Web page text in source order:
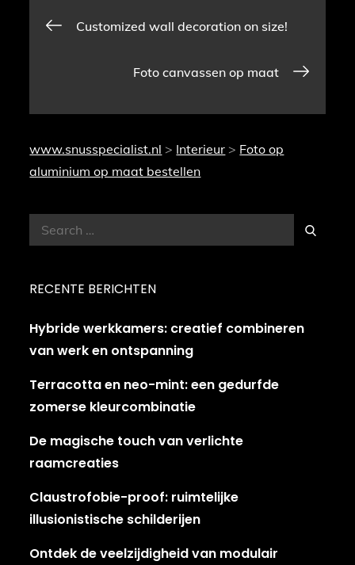
Bericht
navigatie
Customized wall decoration on size!
Foto canvassen op maat
www.snusspecialist.nl > Interieur > Foto op
aluminium op maat bestellen
Search
for:
Search
RECENTE BERICHTEN
Hybride werkkamers: creatief combineren
van werk en ontspanning
Terracotta en neo-mint: een gedurfde
zomerse kleurcombinatie
De magische touch van verlichte
raamcreaties
Claustrofobie-proof: ruimtelijke
illusionistische schilderijen
Ontdek de veelzijdigheid van modulair